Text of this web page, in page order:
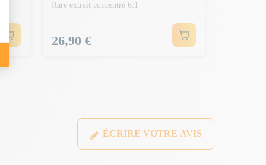
Rare extrait concentré 6:1
Prix
26,90 €
ÉCRIRE VOTRE AVIS